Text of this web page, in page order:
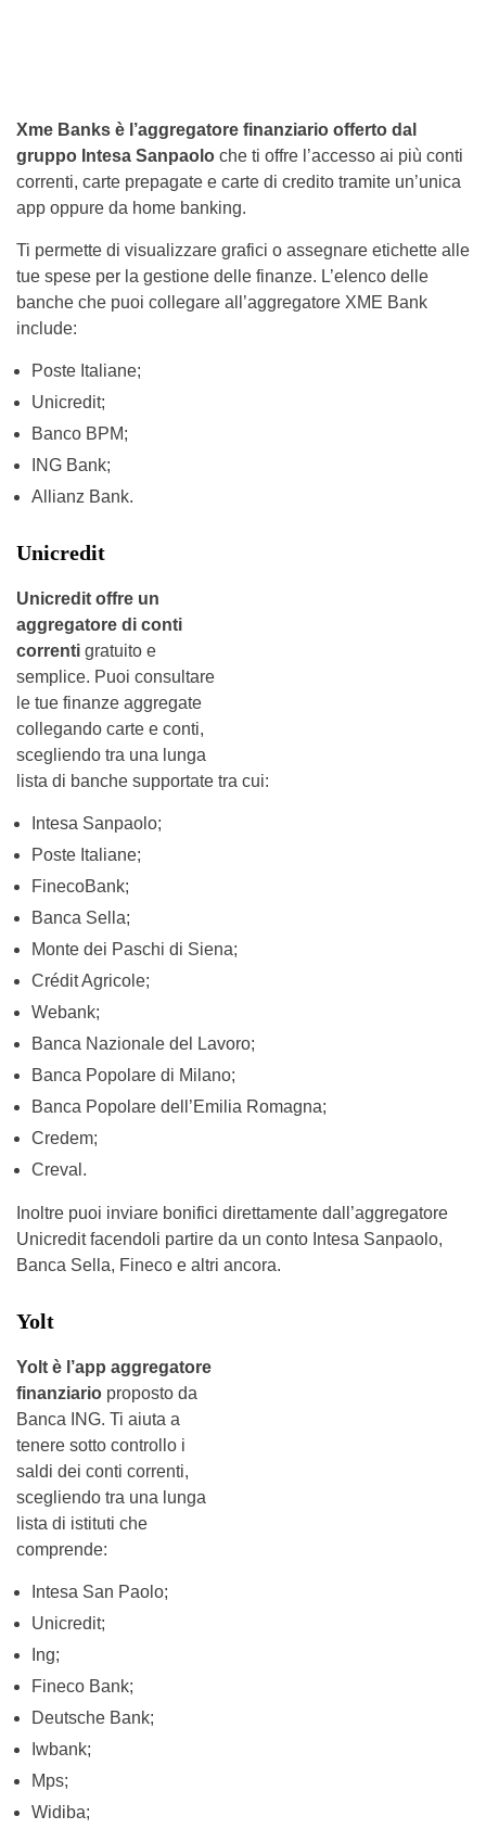
Xme Banks è l’aggregatore finanziario offerto dal
gruppo Intesa Sanpaolo che ti offre l’accesso ai più conti
correnti, carte prepagate e carte di credito tramite un’unica
app oppure da home banking.
Ti permette di visualizzare grafici o assegnare etichette alle
tue spese per la gestione delle finanze. L’elenco delle
banche che puoi collegare all’aggregatore XME Bank
include:
Poste Italiane;
Unicredit;
Banco BPM;
ING Bank;
Allianz Bank.
Unicredit
Unicredit offre un
aggregatore di conti
correnti gratuito e
semplice. Puoi consultare
le tue finanze aggregate
collegando carte e conti,
scegliendo tra una lunga
lista di banche supportate tra cui:
Intesa Sanpaolo;
Poste Italiane;
FinecoBank;
Banca Sella;
Monte dei Paschi di Siena;
Crédit Agricole;
Webank;
Banca Nazionale del Lavoro;
Banca Popolare di Milano;
Banca Popolare dell’Emilia Romagna;
Credem;
Creval.
Inoltre puoi inviare bonifici direttamente dall’aggregatore
Unicredit facendoli partire da un conto Intesa Sanpaolo,
Banca Sella, Fineco e altri ancora.
Yolt
Yolt è l’app aggregatore
finanziario proposto da
Banca ING. Ti aiuta a
tenere sotto controllo i
saldi dei conti correnti,
scegliendo tra una lunga
lista di istituti che
comprende:
Intesa San Paolo;
Unicredit;
Ing;
Fineco Bank;
Deutsche Bank;
Iwbank;
Mps;
Widiba;